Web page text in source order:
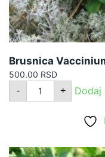
Brusnica
500.00 RSD
-
Brusnica
Vaccinium
količina
+ Dodaj